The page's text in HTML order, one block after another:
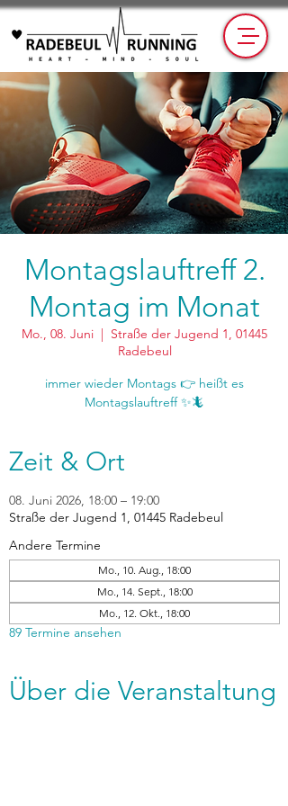
Montagslauftreff 2.
Montag im Monat
Mo., 08. Juni
  |
Straße der Jugend 1, 01445
Radebeul
immer wieder Montags 👉 heißt es
Zeit & Ort
08. Juni 2026, 18:00 – 19:00
Straße der Jugend 1, 01445 Radebeul
Andere Termine
Mo., 10. Aug., 18:00
Mo., 14. Sept., 18:00
Mo., 12. Okt., 18:00
89 Termine ansehen
Über die Veranstaltung